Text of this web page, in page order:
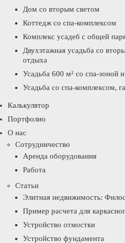
Дом со вторым светом
Коттедж со спа-комплексом
Комплекс усадеб с общей
Двухэтажная усадьба со
отдыха
Усадьба 600 м² со спа-зоной
Усадьба со спа-комплексом,
Калькулятор
Портфолио
О нас
Сотрудничество
Аренда оборудования
Работа
Статьи
Элитная недвижимость:
Пример расчета для
Устройство отмостки
Устройство фундамента